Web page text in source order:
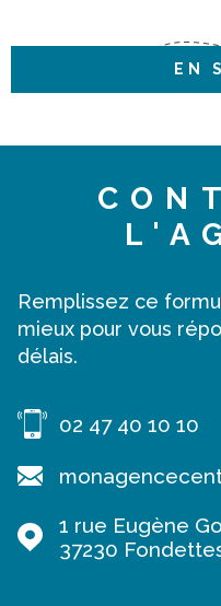
EN
Remplissez ce
mieux pour vous
délais.
02 47 40 10 10
1 rue Eugène
37230